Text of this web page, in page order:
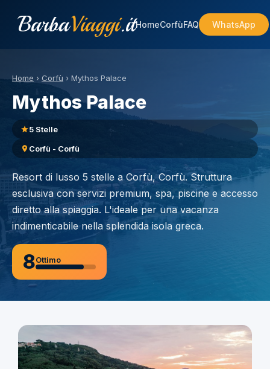
BarbaViaggi.itHomeCorfùFAQ WhatsApp
Home › Corfù › Mythos Palace
Mythos Palace
5 Stelle
Corfù - Corfù
Resort di lusso 5 stelle a Corfù, Corfù. Struttura
esclusiva con servizi premium, spa, piscine e accesso
diretto alla spiaggia. L'ideale per una vacanza
indimenticabile nella splendida isola greca.
8Ottimo